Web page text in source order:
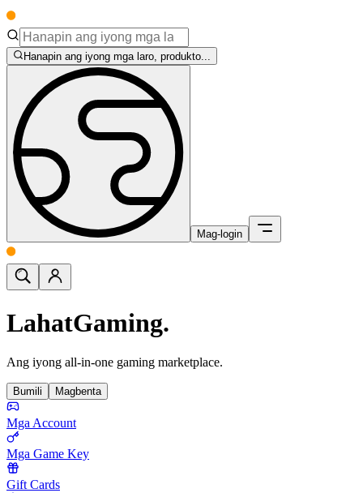
Hanapin ang iyong mga laro, produkto...
Mag-login
LahatGaming.
Ang iyong all-in-one gaming marketplace.
Bumili Magbenta
Mga Account
Mga Game Key
Gift Cards